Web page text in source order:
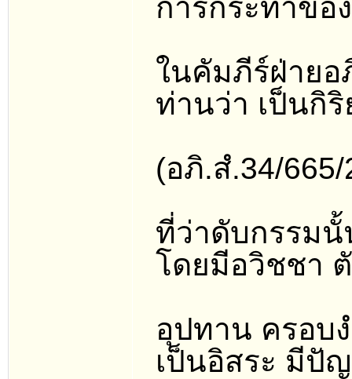
การกระทำขอ
ในคัมภีร์ฝ่ายอ
ท่านว่า เป็นกิริ
(อภิ.สํ.34/665/
ที่ว่าดับกรรมนั้
โดยมีอวิชชา
อุปทาน ครอบ
เป็นอิสระ มีปั